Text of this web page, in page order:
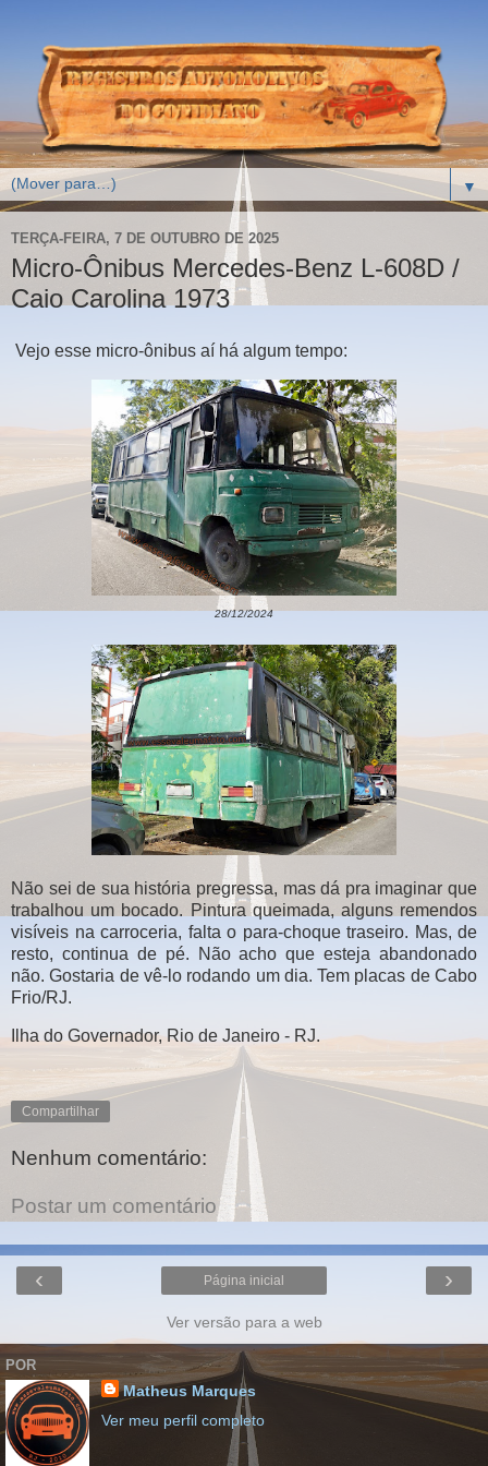
▼
TERÇA-FEIRA, 7 DE OUTUBRO DE 2025
Micro-Ônibus Mercedes-Benz L-608D /
Caio Carolina 1973
Vejo esse micro-ônibus aí há algum tempo:
28/12/2024
Não sei de sua história pregressa, mas dá pra imaginar que
trabalhou um bocado. Pintura queimada, alguns remendos
visíveis na carroceria, falta o para-choque traseiro. Mas, de
resto, continua de pé. Não acho que esteja abandonado
não. Gostaria de vê-lo rodando um dia. Tem placas de Cabo
Frio/RJ.
Ilha do Governador, Rio de Janeiro - RJ.
Compartilhar
Nenhum comentário:
Postar um comentário
‹ ›
Página inicial
Ver versão para a web
POR
Matheus Marques
Ver meu perfil completo